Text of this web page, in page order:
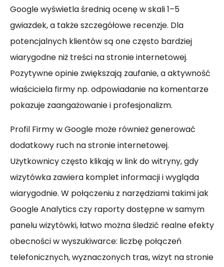
Google wyświetla średnią ocenę w skali 1–5
gwiazdek, a także szczegółowe recenzje. Dla
potencjalnych klientów są one często bardziej
wiarygodne niż treści na stronie internetowej.
Pozytywne opinie zwiększają zaufanie, a aktywność
właściciela firmy np. odpowiadanie na komentarze
pokazuje zaangażowanie i profesjonalizm.
Profil Firmy w Google może również generować
dodatkowy ruch na stronie internetowej.
Użytkownicy często klikają w link do witryny, gdy
wizytówka zawiera komplet informacji i wygląda
wiarygodnie. W połączeniu z narzędziami takimi jak
Google Analytics czy raporty dostępne w samym
panelu wizytówki, łatwo można śledzić realne efekty
obecności w wyszukiwarce: liczbę połączeń
telefonicznych, wyznaczonych tras, wizyt na stronie